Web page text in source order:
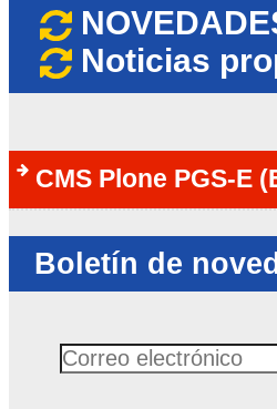
Noticias
CMS Plone PGS-E
Boletín de
Correo